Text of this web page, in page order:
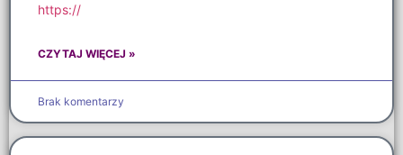
https://
CZYTAJ WIĘCEJ »
Brak komentarzy